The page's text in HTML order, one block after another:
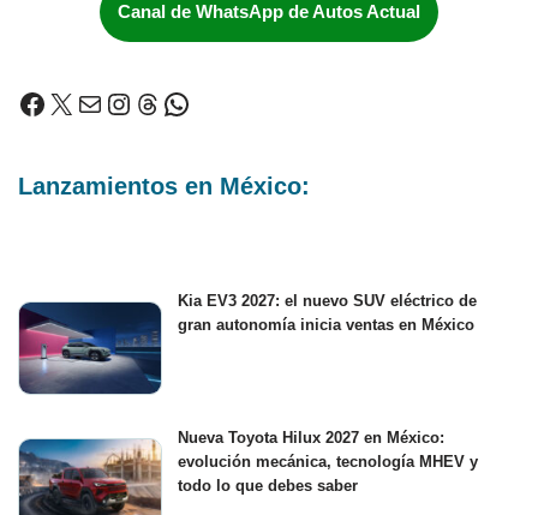
Canal de WhatsApp de Autos Actual
Lanzamientos en México:
Kia EV3 2027: el nuevo SUV eléctrico de
gran autonomía inicia ventas en México
Nueva Toyota Hilux 2027 en México:
evolución mecánica, tecnología MHEV y
todo lo que debes saber